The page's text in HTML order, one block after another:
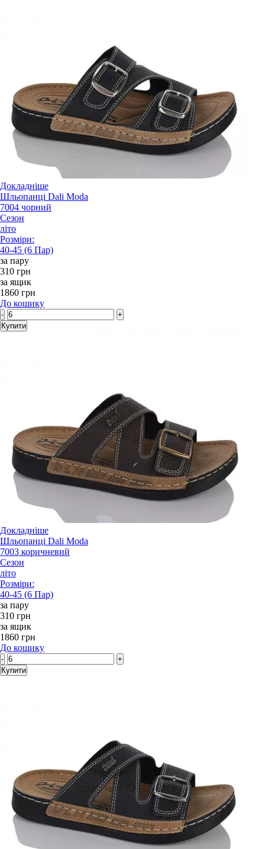
Докладніше
Шльопанці Dali Moda
7004 чорний
Сезон
літо
Розміри:
40-45 (6 Пар)
за пару
310 грн
за ящик
1860 грн
До кошику
-
+
Купити
Докладніше
Шльопанці Dali Moda
7003 коричневий
Сезон
літо
Розміри:
40-45 (6 Пар)
за пару
310 грн
за ящик
1860 грн
До кошику
-
+
Купити